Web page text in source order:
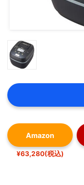
Amazon
¥63,280(税込)